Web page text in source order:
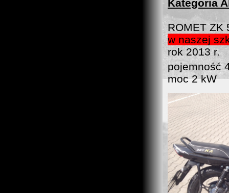
Kategoria
ROMET ZK
w naszej
rok 2013 r.
pojemność
moc 2 kW